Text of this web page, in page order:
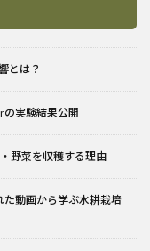
とは？
実験結果公開
野菜を収穫する理由
動画から学ぶ水耕栽培